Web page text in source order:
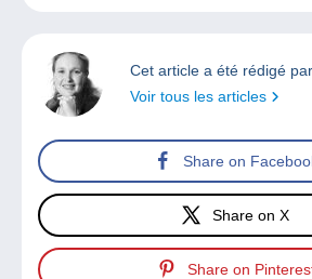
Cet article a été rédigé par
Voir tous les articles
Share on
Share on X
Share on